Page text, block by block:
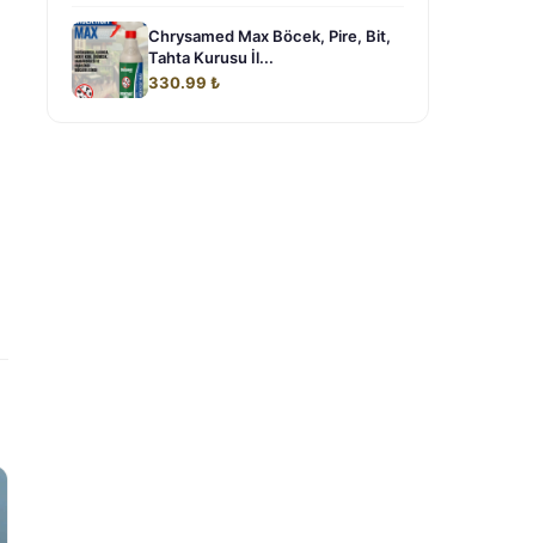
Chrysamed Max Böcek, Pire, Bit,
Tahta Kurusu İl...
330.99 ₺